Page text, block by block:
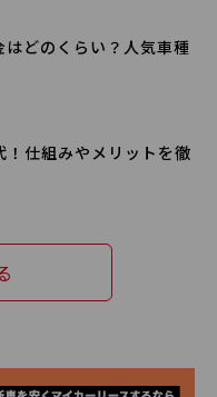
どのくらい？人気車種
仕組みやメリットを徹